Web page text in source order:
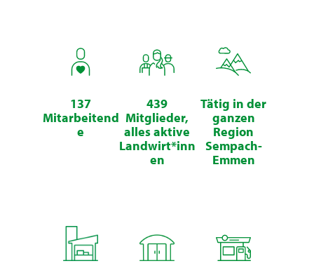
137
Mitarbeitend
e
439
Mitglieder,
alles aktive
Landwirt*inn
en
Tätig in der
ganzen
Region
Sempach-
Emmen